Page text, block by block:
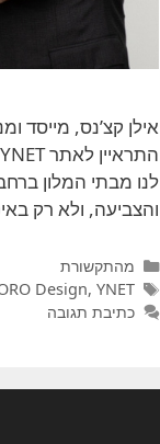
לנו מבתי המלון
והצביעה, ולא רק
קטגוריות
מהתקשורת
תגיות Design,YNET
כתיבת תגובה